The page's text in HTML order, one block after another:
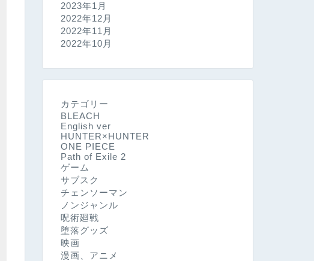
2023年1月
2022年12月
2022年11月
2022年10月
カテゴリー
BLEACH
English ver
HUNTER×HUNTER
ONE PIECE
Path of Exile 2
ゲーム
サブスク
チェンソーマン
ノンジャンル
呪術廻戦
堕落グッズ
映画
漫画、アニメ